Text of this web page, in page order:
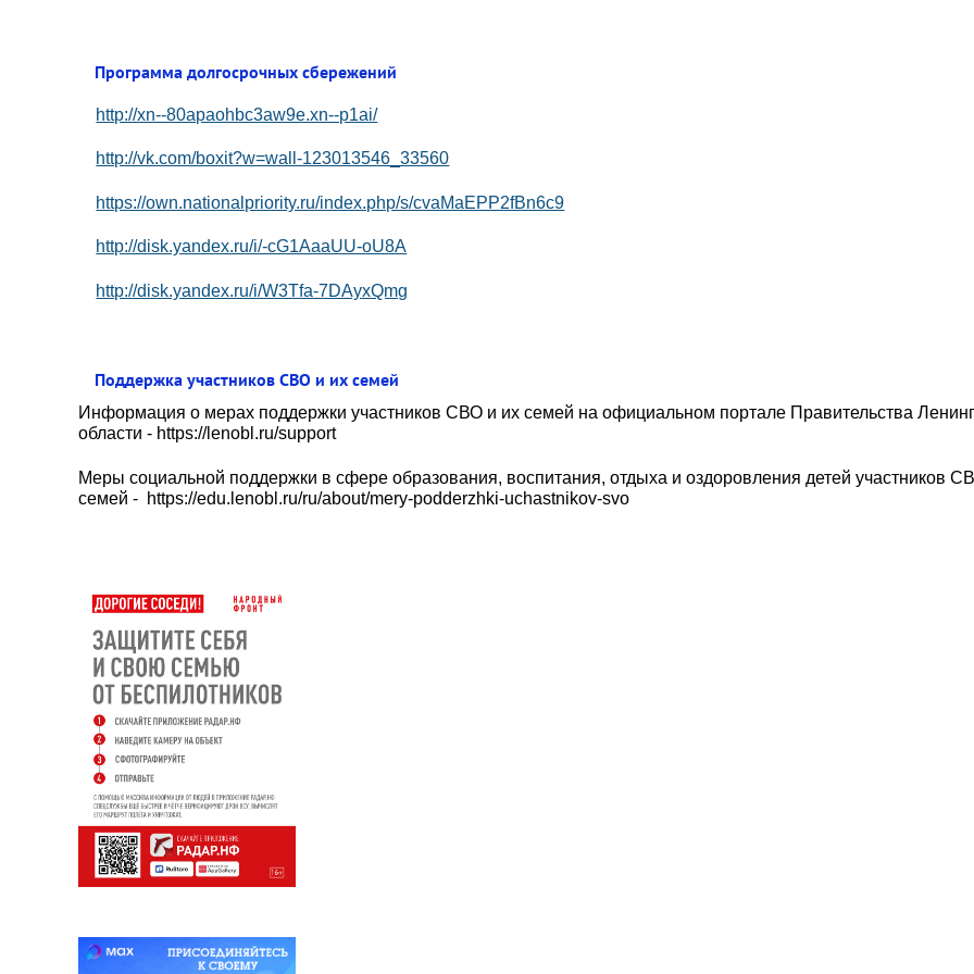
Программа долгосрочных сбережений
http://xn--80apaohbc3aw9e.xn--p1ai/
http://vk.com/boxit?w=wall-123013546_33560
https://own.nationalpriority.ru/index.php/s/cvaMaEPP2fBn6c9
http://disk.yandex.ru/i/-cG1AaaUU-oU8A
http://disk.yandex.ru/i/W3Tfa-7DAyxQmg
Поддержка участников СВО и их семей
Информация о мерах поддержки участников СВО и их семей на официальном портале Правительства
области - https://lenobl.ru/support
Меры социальной поддержки в сфере образования, воспитания, отдыха и оздоровления детей участников
семей - https://edu.lenobl.ru/ru/about/mery-podderzhki-uchastnikov-svo